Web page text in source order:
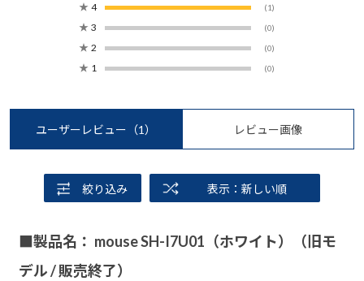
★ 4 (1)
★ 3 (0)
★ 2 (0)
★ 1 (0)
ユーザーレビュー （1） レビュー画像
絞り込み 表示：新しい順
■製品名： mouse SH-I7U01（ホワイト）（旧モ
デル / 販売終了）